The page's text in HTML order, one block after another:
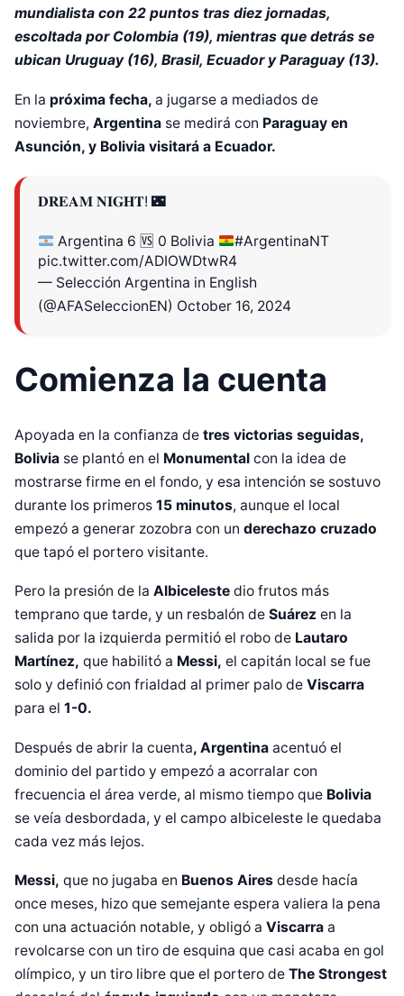
mundialista con 22 puntos tras diez jornadas,
escoltada por Colombia (19), mientras que detrás se
ubican Uruguay (16), Brasil, Ecuador y Paraguay (13).
En la próxima fecha, a jugarse a mediados de
noviembre, Argentina se medirá con Paraguay en
Asunción, y Bolivia visitará a Ecuador.
𝐃𝐑𝐄𝐀𝐌 𝐍𝐈𝐆𝐇𝐓! 🌃
Argentina 6 🆚 0 Bolivia
#ArgentinaNT
pic.twitter.com/ADIOWDtwR4
— Selección Argentina in English
(@AFASeleccionEN) October 16, 2024
Comienza la cuenta
Apoyada en la confianza de tres victorias seguidas,
Bolivia se plantó en el Monumental con la idea de
mostrarse firme en el fondo, y esa intención se sostuvo
durante los primeros 15 minutos, aunque el local
empezó a generar zozobra con un derechazo cruzado
que tapó el portero visitante.
Pero la presión de la Albiceleste dio frutos más
temprano que tarde, y un resbalón de Suárez en la
salida por la izquierda permitió el robo de Lautaro
Martínez, que habilitó a Messi, el capitán local se fue
solo y definió con frialdad al primer palo de Viscarra
para el 1-0.
Después de abrir la cuenta, Argentina acentuó el
dominio del partido y empezó a acorralar con
frecuencia el área verde, al mismo tiempo que Bolivia
se veía desbordada, y el campo albiceleste le quedaba
cada vez más lejos.
Messi, que no jugaba en Buenos Aires desde hacía
once meses, hizo que semejante espera valiera la pena
con una actuación notable, y obligó a Viscarra a
revolcarse con un tiro de esquina que casi acaba en gol
olímpico, y un tiro libre que el portero de The Strongest